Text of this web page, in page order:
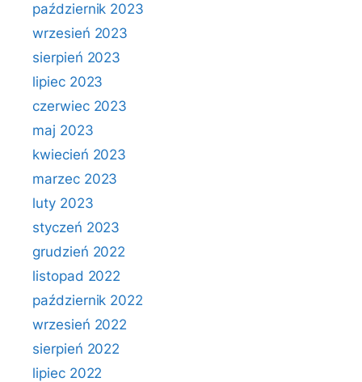
październik 2023
wrzesień 2023
sierpień 2023
lipiec 2023
czerwiec 2023
maj 2023
kwiecień 2023
marzec 2023
luty 2023
styczeń 2023
grudzień 2022
listopad 2022
październik 2022
wrzesień 2022
sierpień 2022
lipiec 2022